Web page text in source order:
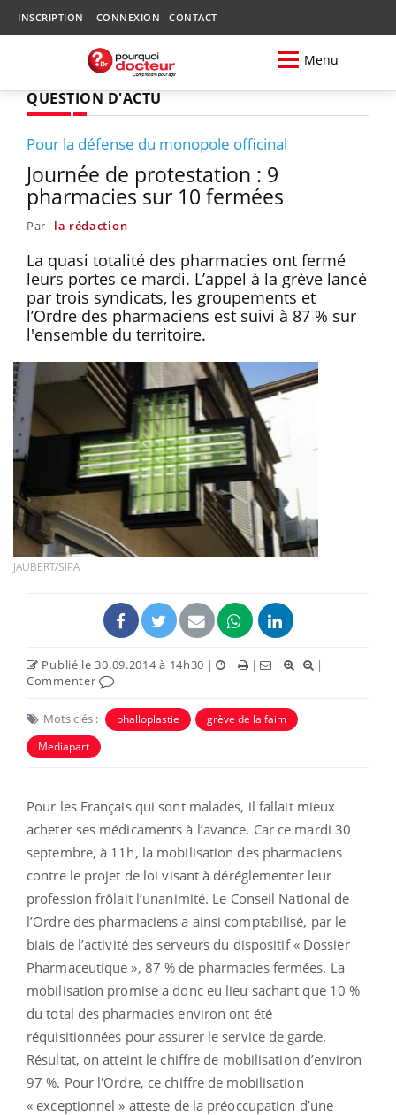
INSCRIPTION CONNEXION CONTACT
Menu
QUESTION D'ACTU
Pour la défense du monopole officinal
Journée de protestation : 9
pharmacies sur 10 fermées
Par la rédaction
La quasi totalité des pharmacies ont fermé
leurs portes ce mardi. L’appel à la grève lancé
par trois syndicats, les groupements et
l’Ordre des pharmaciens est suivi à 87 % sur
l'ensemble du territoire.
JAUBERT/SIPA
Publié le 30.09.2014 à 14h30 | | | |
|
Commenter
Mots clés : phalloplastie
grève de la faim
Mediapart
Pour les Français qui sont malades, il fallait mieux
acheter ses médicaments à l’avance. Car ce mardi 30
septembre, à 11h, la mobilisation des pharmaciens
contre le projet de loi visant à déréglementer leur
profession frôlait l’unanimité. Le Conseil National de
l’Ordre des pharmaciens a ainsi comptabilisé, par le
biais de l’activité des serveurs du dispositif « Dossier
Pharmaceutique », 87 % de pharmacies fermées. La
mobilisation promise a donc eu lieu sachant que 10 %
du total des pharmacies environ ont été
réquisitionnées pour assurer le service de garde.
Résultat, on atteint le chiffre de mobilisation d’environ
97 %. Pour l'Ordre, ce chiffre de mobilisation
« exceptionnel » atteste de la préoccupation d’une